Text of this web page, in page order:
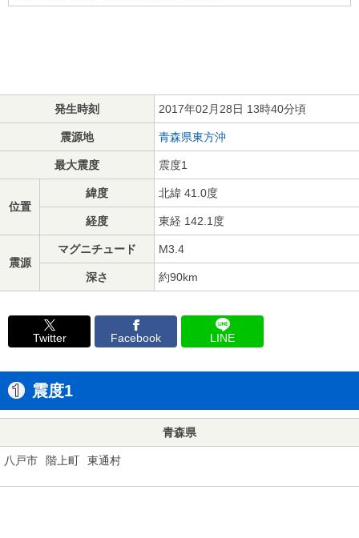
発生時刻 2017年02月28日 13時40分頃
震源地 青森県東方沖
最大震度 震度1
位置
緯度 北緯 41.0度
経度 東経 142.1度
震源
マグニチュード M3.4
深さ 約90km
Twitter Facebook LINE
震度1
青森県
八戸市 階上町 東通村